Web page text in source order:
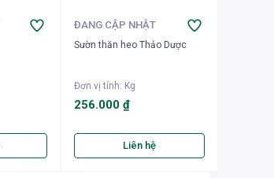
ĐANG CẬP NHẬT
Sườn thăn heo Thảo Dược
Đơn vị tính: Kg
256.000 ₫
Liên hệ